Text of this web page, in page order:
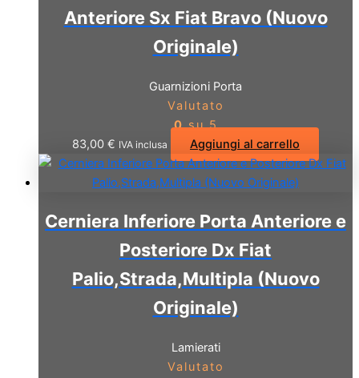
Anteriore Sx Fiat Bravo (Nuovo
Originale)
Guarnizioni Porta
Valutato
0su 5
83,00 € IVA inclusa Aggiungi al carrello
Cerniera Inferiore Porta Anteriore e
Posteriore Dx Fiat
Palio,Strada,Multipla (Nuovo
Originale)
Lamierati
Valutato